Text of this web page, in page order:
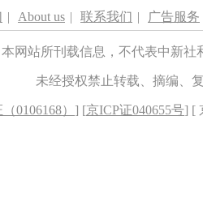
| About us | 联系我们 | 广告服务
本网站所刊载信息，不代表中新
未经授权禁止转载、摘编、
0106168） ] [京ICP证040655号] [